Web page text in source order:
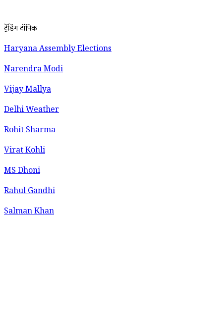
ट्रेंडिंग टॉपिक
Haryana Assembly Elections
Narendra Modi
Vijay Mallya
Delhi Weather
Rohit Sharma
Virat Kohli
MS Dhoni
Rahul Gandhi
Salman Khan